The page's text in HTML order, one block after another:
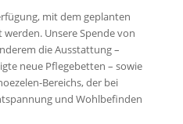
mit dem geplanten
Unsere Spende von
die Ausstattung –
neue Pflegebetten – sowie
Bereichs, der bei
und Wohlbefinden